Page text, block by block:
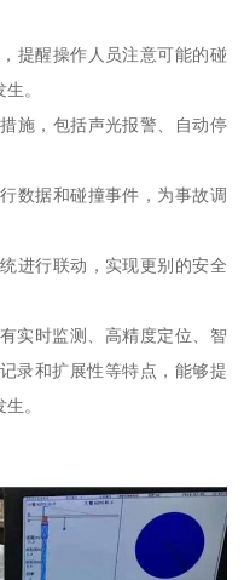
提醒操作人员注意可能的碰
。
施，包括声光报警、自动停
数据和碰撞事件，为事故调
进行联动，实现更别的安全
实时监测、高精度定位、智
录和扩展性等特点，能够提
。